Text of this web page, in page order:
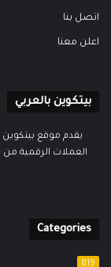
اتصل بنا
اعلن معنا
بيتكوين بالعربي
يقدم موقع بيتكوين
العملات الرقمية من
Categories
819